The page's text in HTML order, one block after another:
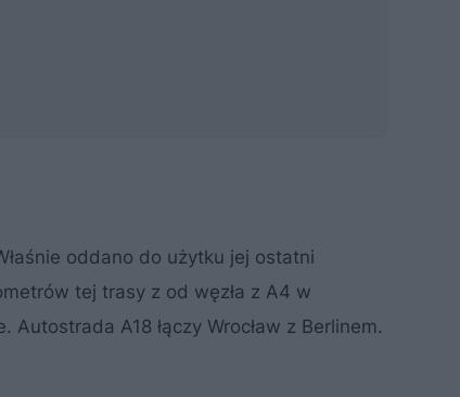
oddano do użytku jej ostatni
tej trasy z od węzła z A4 w
A18 łączy Wrocław z Berlinem.